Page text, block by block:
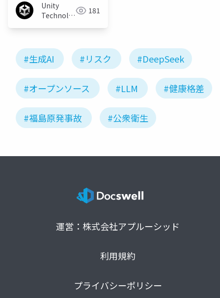
Unity
Technologies 181
#生成AI #リスク #DeepSeek
#オープンソース #LLM #健康格差
#福島原発事故 #公衆衛生
運営：株式会社アプルーシッド
利用規約
プライバシーポリシー